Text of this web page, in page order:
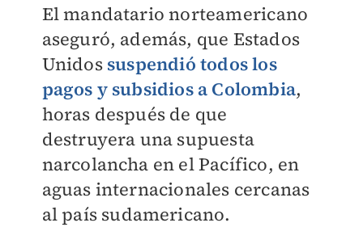
El mandatario norteamericano
aseguró, además, que Estados
Unidos suspendió todos los
pagos y subsidios a Colombia,
horas después de que
destruyera una supuesta
narcolancha en el Pacífico, en
aguas internacionales cercanas
al país sudamericano.